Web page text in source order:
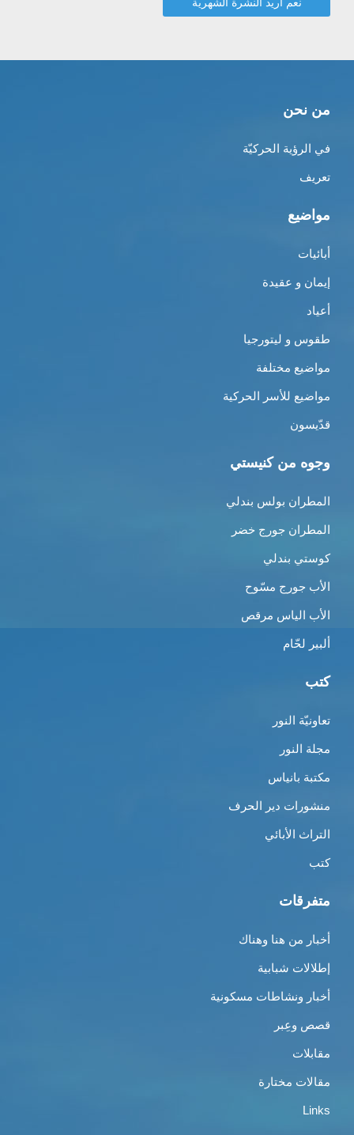
من نحن
في الرؤية الحركيّة
تعريف
مواضيع
أبائيات
إيمان و عقيدة
أعياد
طقوس و ليتورجيا
مواضيع مختلفة
مواضيع للأسر الحركية
قدّيسون
وجوه من كنيستي
المطران بولس بندلي
المطران جورج خضر
كوستي بندلي
الأب جورج مسّوح
الأب الياس مرقص
ألبير لحّام
كتب
تعاونيّة النور
مجلة النور
مكتبة بانياس
منشورات دير الحرف
التراث الأبائي
كتب
متفرقات
أخبار من هنا وهناك
إطلالات شبابية
أخبار ونشاطات مسكونية
قصص وعِبر
مقابلات
مقالات مختارة
Links